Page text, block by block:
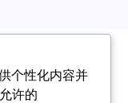
个性化内容并
许的